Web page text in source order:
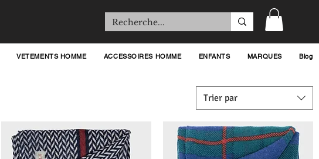
VETEMENTS HOMME ACCESSOIRES HOMME ENFANTS MARQUES Blog
Trier par